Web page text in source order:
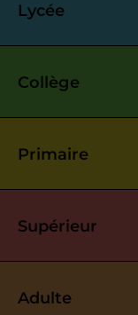
Lycée
Collège
Primaire
Supérieur
Adulte